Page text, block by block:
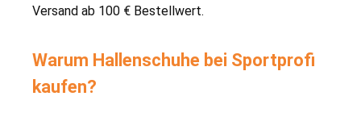
Versand ab 100 € Bestellwert.
Warum Hallenschuhe bei Sportprofi
kaufen?